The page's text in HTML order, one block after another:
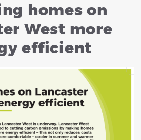
homes on
West more
efficient